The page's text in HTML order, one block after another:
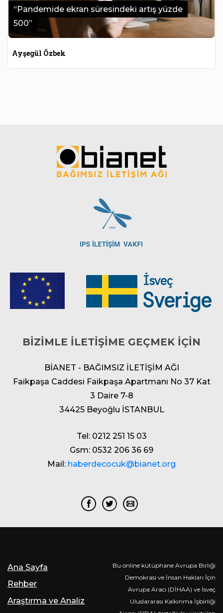
“Pandemide ekran süresindeki artış yüzde
500”
Ayşegül Özbek
BİZİMLE İLETİŞİME GEÇMEK İÇİN
BİANET - BAĞIMSIZ İLETİŞİM AĞI
Faikpaşa Caddesi Faikpaşa Apartmanı No 37 Kat
3 Daire 7-8
34425 Beyoğlu İSTANBUL
Tel: 0212 251 15 03
Gsm: 0532 206 36 69
Mail: haberdecocuk@bianet.org
Ana Sayfa
Rehber
Araştırma ve Analiz
Bu online kütüphane Avrupa Birliği
Demokrasi ve İnsan Hakları İçin
Avrupa Aracı (DİHAA) ve İsveç
Uluslararası Kalkınma İşbirliği